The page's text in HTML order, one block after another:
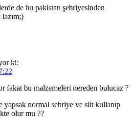
de bu pakistan şehriyesinden
ki:
fakat bu malzemeleri nereden bulucaz ?
yapsak normal sehriye ve süt kullanıp
olur mu ??